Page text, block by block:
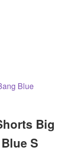
Big
S